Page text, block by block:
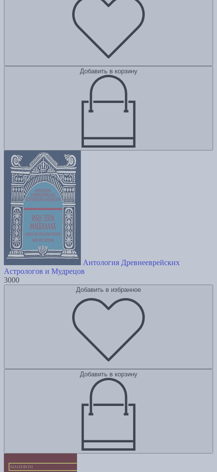
Добавить в корзину
Антология Древнееврейских
Астрологов и Мудрецов
3000
Добавить в избранное
Добавить в корзину